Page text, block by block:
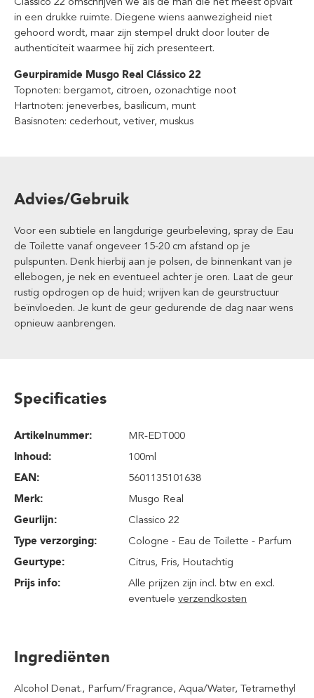
in een drukke ruimte. Diegene wiens aanwezigheid niet
gehoord wordt, maar zijn stempel drukt door louter de
authenticiteit waarmee hij zich presenteert.
Geurpiramide Musgo Real Clássico 22
Topnoten: bergamot, citroen, ozonachtige noot
Hartnoten: jeneverbes, basilicum, munt
Basisnoten: cederhout, vetiver, muskus
Advies/Gebruik
Voor een subtiele en langdurige geurbeleving, spray de Eau
de Toilette vanaf ongeveer 15-20 cm afstand op je
pulspunten. Denk hierbij aan je polsen, de binnenkant van je
ellebogen, je nek en eventueel achter je oren. Laat de geur
rustig opdrogen op de huid; wrijven kan de geurstructuur
beïnvloeden. Je kunt de geur gedurende de dag naar wens
opnieuw aanbrengen.
Specificaties
Artikelnummer:
MR-EDT000
Inhoud:
100ml
EAN:
5601135101638
Merk:
Musgo Real
Geurlijn:
Classico 22
Type verzorging:
Cologne - Eau de Toilette - Parfum
Geurtype:
Citrus, Fris, Houtachtig
Prijs info:
Alle prijzen zijn incl. btw en excl.
eventueleverzendkosten
Ingrediënten
Alcohol Denat., Parfum/Fragrance, Aqua/Water, Tetramethyl